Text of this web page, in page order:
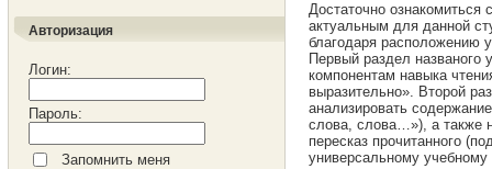
Авторизация
Логин:
Пароль:
Запомнить меня
Достаточно ознакомиться
актуальным для данной
благодаря расположению
Первый раздел названого
компонентам навыка
выразительно». Второй
анализировать
слова, слова…»), а также
пересказ прочитанного
универсальному